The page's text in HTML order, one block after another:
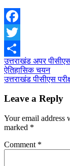
Facebook
Twitter
Share
Post
navigation
उत्तराखंड अपर
ऐतिहासिक चयन
उत्तराखंड पीसीएस
Leave a Reply
Your email address
marked *
Comment *